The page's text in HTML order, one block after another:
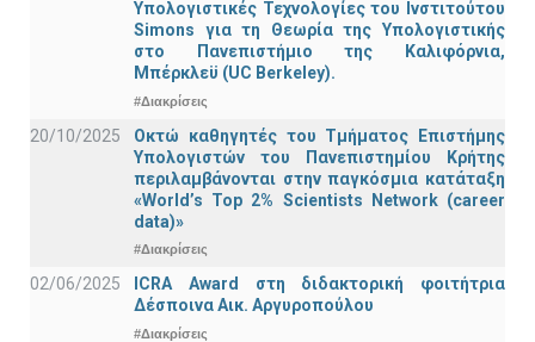
Υπολογιστικές Τεχνολογίες του Ινστιτούτου
Simons για τη Θεωρία της Υπολογιστικής
στο Πανεπιστήμιο της Καλιφόρνια,
Μπέρκλεϋ (UC Berkeley).
#Διακρίσεις
20/10/2025
Οκτώ καθηγητές του Τμήματος Επιστήμης
Υπολογιστών του Πανεπιστημίου Κρήτης
περιλαμβάνονται στην παγκόσμια κατάταξη
«World’s Top 2% Scientists Network (career
data)»
#Διακρίσεις
02/06/2025
ICRA Award στη διδακτορική φοιτήτρια
Δέσποινα Αικ. Αργυροπούλου
#Διακρίσεις